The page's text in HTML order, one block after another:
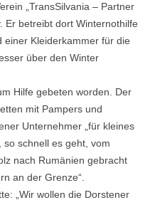
„TransSilvania – Partner
Er betreibt dort Winternothilfe
einer Kleiderkammer für die
über den Winter
Hilfe gebeten worden. Der
mit Pampers und
Unternehmer „für kleines
so schnell es geht, vom
nach Rumänien gebracht
an der Grenze“.
„Wir wollen die Dorstener